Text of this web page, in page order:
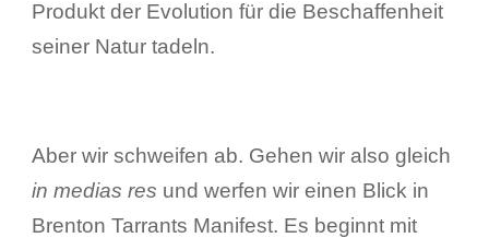
Produkt der Evolution für die Beschaffenheit
seiner Natur tadeln.
Aber wir schweifen ab. Gehen wir also gleich
in medias res und werfen wir einen Blick in
Brenton Tarrants Manifest. Es beginnt mit